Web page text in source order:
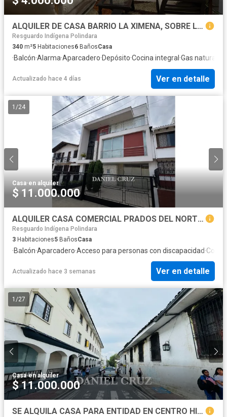
ALQUILER DE CASA BARRIO LA XIMENA, SOBRE LA SEXTA
Resguardo Indígena Polindara
340 m²5 Habitaciones6 BañosCasa
·Balcón·Alarma·Aparcadero·Depósito·Cocina integral ·Gas natural
Actualizado hace 4 días Ver en detalle
1 /24
Casa·en alquiler
$ 11.000.000
ALQUILER CASA COMERCIAL PRADOS DEL NORTE - POPAYN
Resguardo Indígena Polindara
3 Habitaciones5 BañosCasa
·Balcón·Aparcadero·Acceso para personas con discapacidad·
Actualizado hace 3 semanas Ver en detalle
1 /27
Casa·en alquiler
$ 11.000.000
SE ALQUILA CASA PARA ENTIDAD EN CENTRO HISTÓRICO DE POPAYN